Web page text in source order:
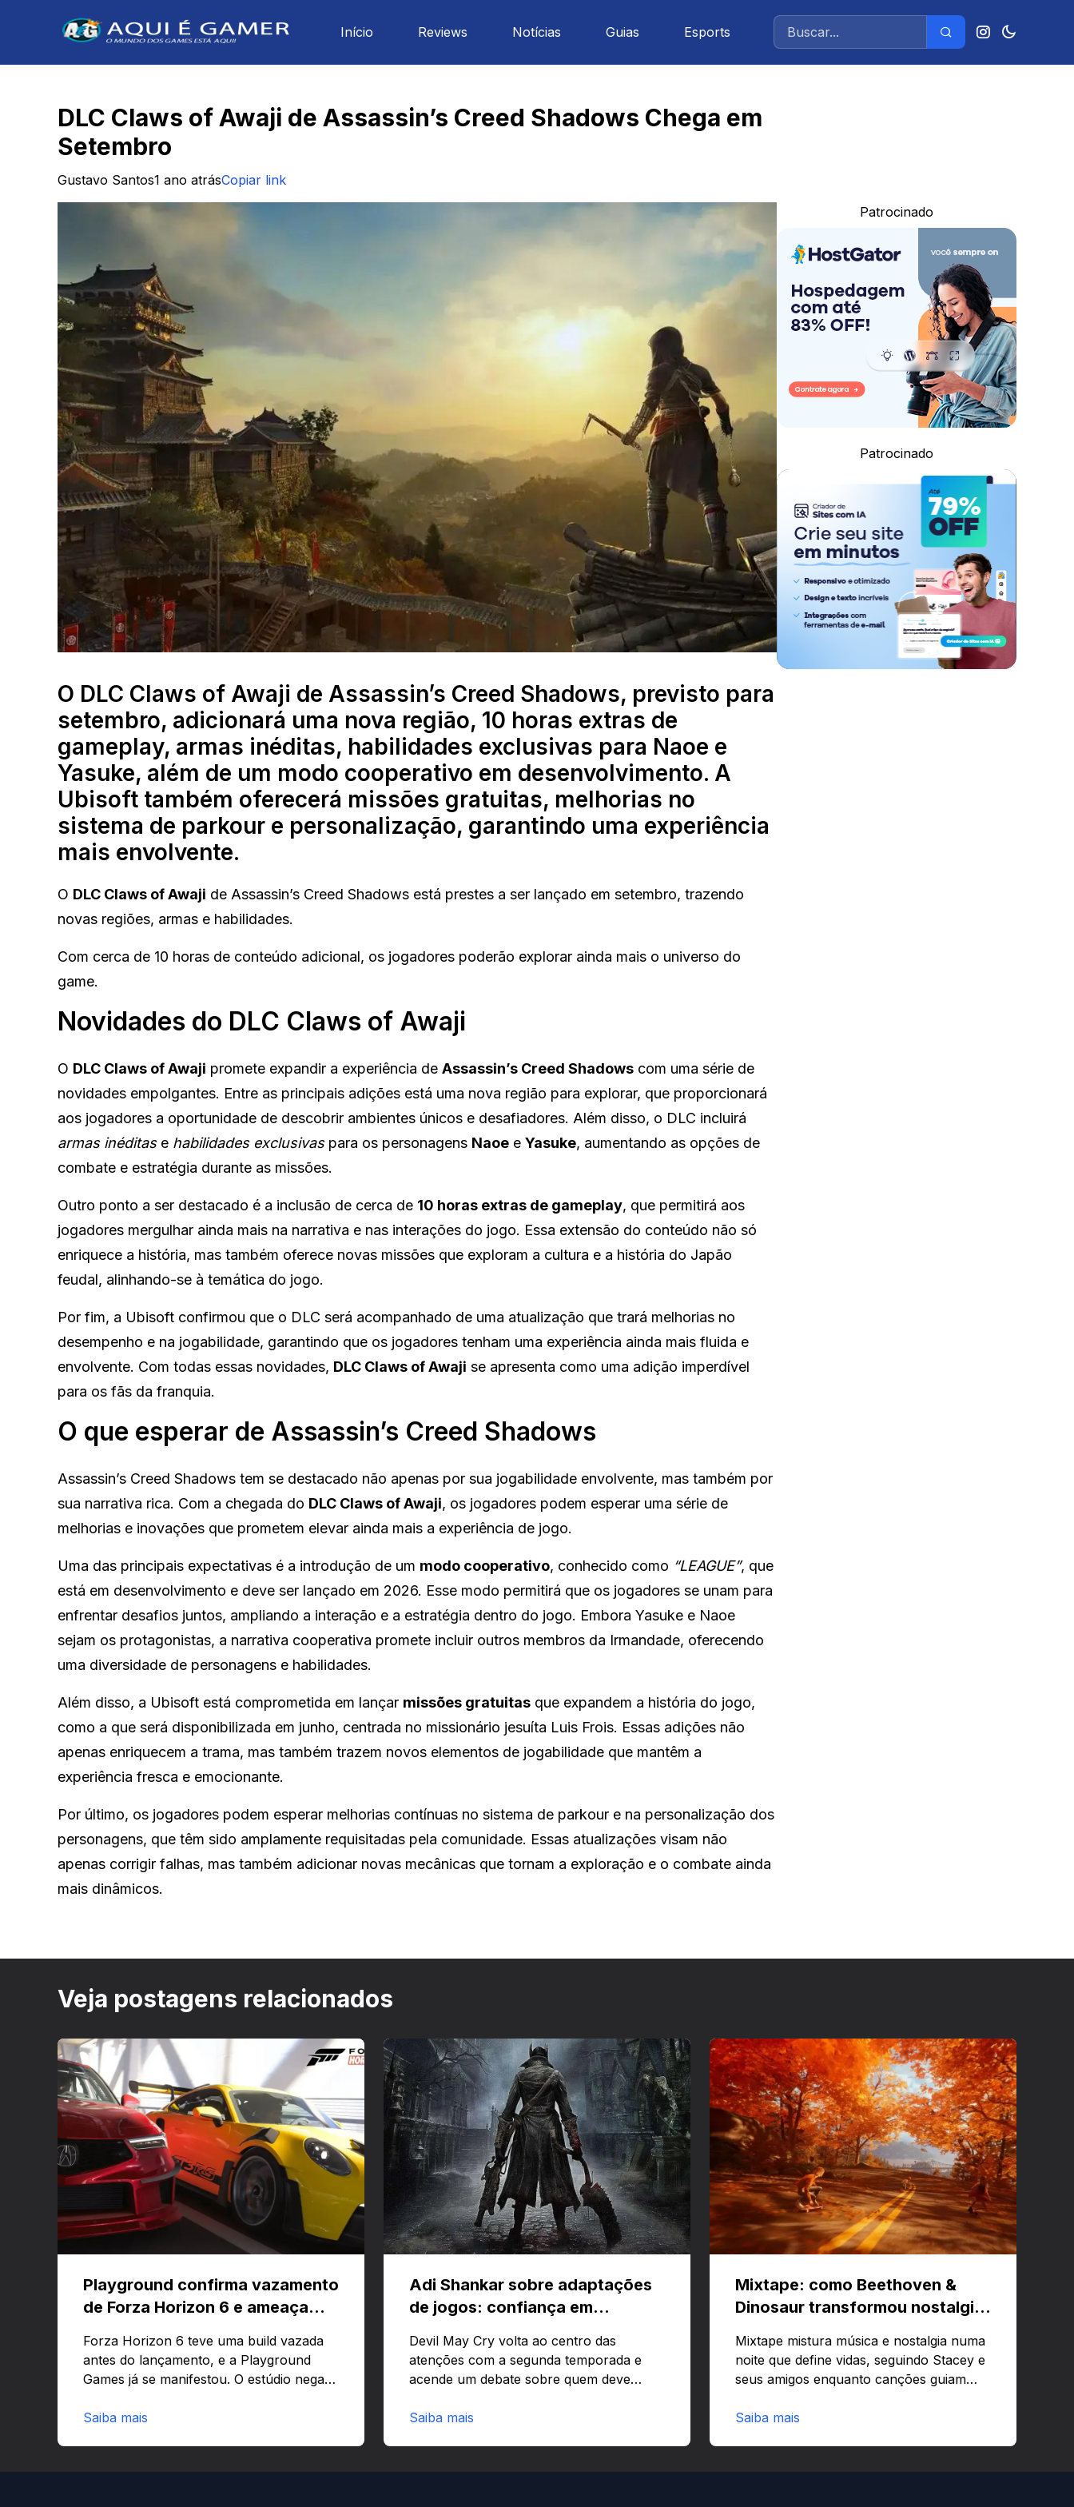
Início Reviews Notícias Guias Esports
DLC Claws of Awaji de Assassin’s Creed Shadows Chega em
Setembro
Gustavo Santos1 ano atrásCopiar link
O DLC Claws of Awaji de Assassin’s Creed Shadows, previsto para
setembro, adicionará uma nova região, 10 horas extras de
gameplay, armas inéditas, habilidades exclusivas para Naoe e
Yasuke, além de um modo cooperativo em desenvolvimento. A
Ubisoft também oferecerá missões gratuitas, melhorias no
sistema de parkour e personalização, garantindo uma experiência
mais envolvente.
O DLC Claws of Awaji de Assassin’s Creed Shadows está prestes a ser lançado em setembro, trazendo
novas regiões, armas e habilidades.
Com cerca de 10 horas de conteúdo adicional, os jogadores poderão explorar ainda mais o universo do
game.
Novidades do DLC Claws of Awaji
O DLC Claws of Awaji promete expandir a experiência de Assassin’s Creed Shadows com uma série de
novidades empolgantes. Entre as principais adições está uma nova região para explorar, que proporcionará
aos jogadores a oportunidade de descobrir ambientes únicos e desafiadores. Além disso, o DLC incluirá
armas inéditase habilidades exclusivaspara os personagens Naoe e Yasuke, aumentando as opções de
combate e estratégia durante as missões.
Outro ponto a ser destacado é a inclusão de cerca de 10 horas extras de gameplay, que permitirá aos
jogadores mergulhar ainda mais na narrativa e nas interações do jogo. Essa extensão do conteúdo não só
enriquece a história, mas também oferece novas missões que exploram a cultura e a história do Japão
feudal, alinhando-se à temática do jogo.
Por fim, a Ubisoft confirmou que o DLC será acompanhado de uma atualização que trará melhorias no
desempenho e na jogabilidade, garantindo que os jogadores tenham uma experiência ainda mais fluida e
envolvente. Com todas essas novidades, DLC Claws of Awaji se apresenta como uma adição imperdível
para os fãs da franquia.
O que esperar de Assassin’s Creed Shadows
Assassin’s Creed Shadows tem se destacado não apenas por sua jogabilidade envolvente, mas também por
sua narrativa rica. Com a chegada do DLC Claws of Awaji, os jogadores podem esperar uma série de
melhorias e inovações que prometem elevar ainda mais a experiência de jogo.
Uma das principais expectativas é a introdução de um modo cooperativo, conhecido como “LEAGUE”, que
está em desenvolvimento e deve ser lançado em 2026. Esse modo permitirá que os jogadores se unam para
enfrentar desafios juntos, ampliando a interação e a estratégia dentro do jogo. Embora Yasuke e Naoe
sejam os protagonistas, a narrativa cooperativa promete incluir outros membros da Irmandade, oferecendo
uma diversidade de personagens e habilidades.
Além disso, a Ubisoft está comprometida em lançar missões gratuitas que expandem a história do jogo,
como a que será disponibilizada em junho, centrada no missionário jesuíta Luis Frois. Essas adições não
apenas enriquecem a trama, mas também trazem novos elementos de jogabilidade que mantêm a
experiência fresca e emocionante.
Por último, os jogadores podem esperar melhorias contínuas no sistema de parkour e na personalização dos
personagens, que têm sido amplamente requisitadas pela comunidade. Essas atualizações visam não
apenas corrigir falhas, mas também adicionar novas mecânicas que tornam a exploração e o combate ainda
mais dinâmicos.
Patrocinado
Patrocinado
Veja postagens relacionados
Playground confirma vazamento
de Forza Horizon 6 e ameaça
Forza Horizon 6 teve uma build vazada
antes do lançamento, e a Playground
Games já se manifestou. O estúdio nega
preload e avisa que quem usar versões
Saiba mais
Adi Shankar sobre adaptações
de jogos: confiança em
Devil May Cry volta ao centro das
atenções com a segunda temporada e
acende um debate sobre quem deve
corporações ou criativos? Quer saber
Saiba mais
Mixtape: como Beethoven &
Dinosaur transformou nostalgia
Mixtape mistura música e nostalgia numa
noite que define vidas, seguindo Stacey e
seus amigos enquanto canções guiam
saber como uma trilha pode virar
Saiba mais